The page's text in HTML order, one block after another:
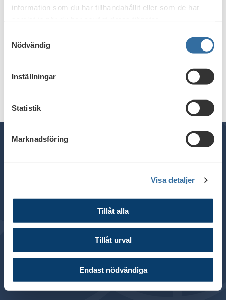
information som du har tillhandahållit eller som de har
Nödvändig
Inställningar
Statistik
Marknadsföring
Visa detaljer
Tillåt alla
Tillåt urval
Endast nödvändiga
Skriv ut
Postadress: Box 7603, 103 94 Stockholm
Besöksadress: Blasieholmsgatan 4B
© 2024 Svenska Bankföreningen
Om webbplatsen